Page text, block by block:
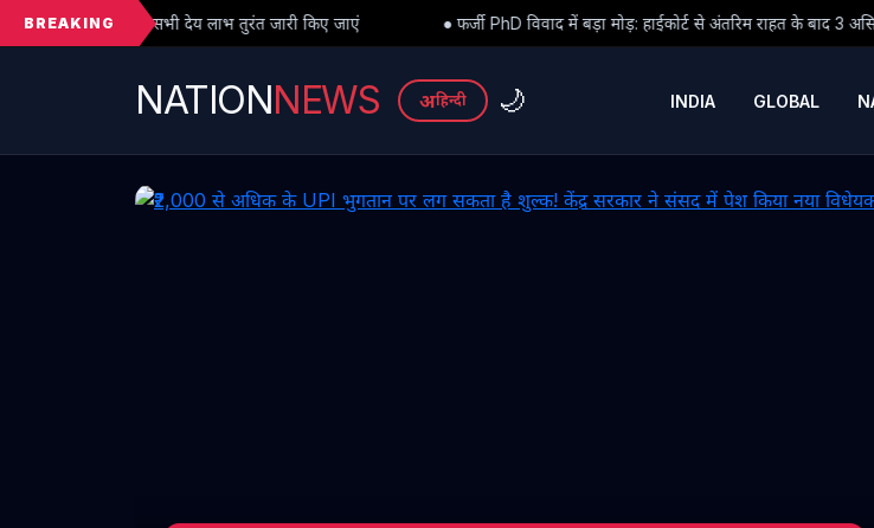
BREAKING
देय लाभ तुरंत जारी किए जाएं ● फर्जी PhD विवाद में बड़ा मोड़: हाईकोर्ट से अंतरिम राहत के बाद 3 असिस्टेंट प्रोफेसरों ने फिर
NATIONNEWS अहिन्दी 🌙 INDIA GLOBAL